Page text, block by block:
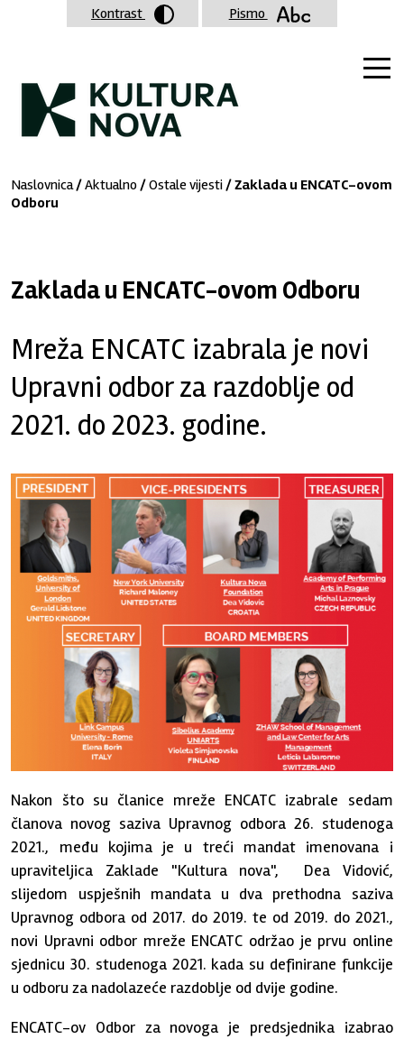
Naslovnica/Aktualno/Ostale vijesti/ Zaklada u ENCATC-ovom
Odboru
Zaklada u ENCATC-ovom Odboru
Mreža ENCATC izabrala je novi
Upravni odbor za razdoblje od
2021. do 2023. godine.
Nakon što su članice mreže ENCATC izabrale sedam
članova novog saziva Upravnog odbora 26. studenoga
2021., među kojima je u treći mandat imenovana i
upraviteljica Zaklade "Kultura nova", Dea Vidović,
slijedom uspješnih mandata u dva prethodna saziva
Upravnog odbora od 2017. do 2019. te od 2019. do 2021.,
novi Upravni odbor mreže ENCATC održao je prvu online
sjednicu 30. studenoga 2021. kada su definirane funkcije
u odboru za nadolazeće razdoblje od dvije godine.
ENCATC-ov Odbor za novoga je predsjednika izabrao
Kontrast Pismo